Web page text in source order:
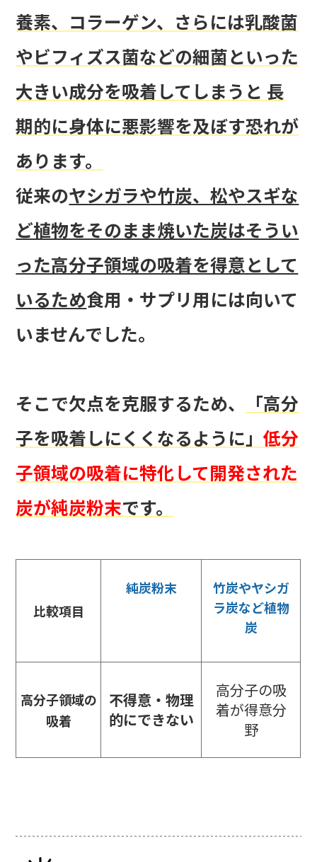
養素、コラーゲン、さらには乳酸菌
やビフィズス菌などの細菌といった
大きい成分を吸着してしまうと 長
期的に身体に悪影響を及ぼす恐れが
あります。
従来のヤシガラや竹炭、松やスギな
ど植物をそのまま焼いた炭はそうい
った高分子領域の吸着を得意として
いるため食用・サプリ用には向いて
いませんでした。
そこで欠点を克服するため、
「高分
子を吸着しにくくなるように」低分
子領域の吸着に特化して開発された
炭が純炭粉末です。
比較項目
純炭粉末
竹炭やヤシガ
ラ炭など植物
炭
高分子領域の
吸着
不得意・物理
的にできない
高分子の吸
着が得意分
野